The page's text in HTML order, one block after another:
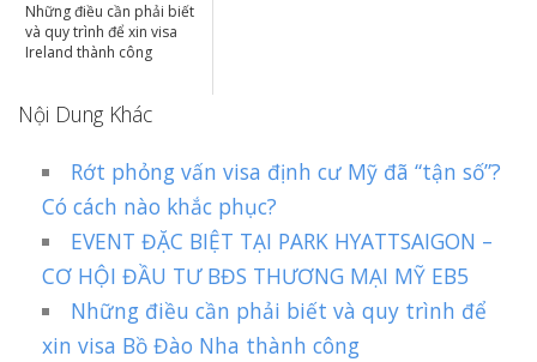
Những điều cần phải biết
và quy trình để xin visa
Ireland thành công
Nội Dung Khác
Rớt phỏng vấn visa định cư Mỹ đã “tận số”?
Có cách nào khắc phục?
EVENT ĐẶC BIỆT TẠI PARK HYATTSAIGON –
CƠ HỘI ĐẦU TƯ BĐS THƯƠNG MẠI MỸ EB5
Những điều cần phải biết và quy trình để
xin visa Bồ Đào Nha thành công